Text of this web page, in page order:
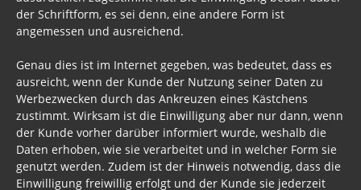
der Schriftform, es sei denn, eine andere Form ist
angemessen und ausreichend.
Genau dies ist im Internet gegeben, was bedeutet, dass es
ausreicht, wenn der Kunde der Nutzung seiner Daten zu
Werbezwecken durch das Ankreuzen eines Kästchens
zustimmt. Wirksam ist die Einwilligung aber nur dann, wenn
der Kunde vorher darüber informiert wurde, weshalb die
Daten erhoben, wie sie verarbeitet und in welcher Form sie
genutzt werden. Zudem ist der Hinweis notwendig, dass die
Einwilligung freiwillig erfolgt und der Kunde sie jederzeit